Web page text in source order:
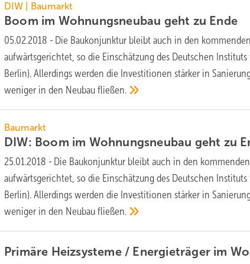
DIW | Baumarkt
Boom im Wohnungsneubau geht zu Ende
05.02.2018 - Die Baukonjunktur bleibt auch in den
aufwärtsgerichtet, so die Einschätzung des Deutschen
Berlin). Allerdings werden die Investitionen stärker in
weniger in den Neubaufließen.
Baumarkt
DIW: Boom im Wohnungsneubau geht zu
25.01.2018 - Die Baukonjunktur bleibt auch in den
aufwärtsgerichtet, so die Einschätzung des Deutschen
Berlin). Allerdings werden die Investitionen stärker in
weniger in den Neubaufließen.
Primäre Heizsysteme / Energieträger im